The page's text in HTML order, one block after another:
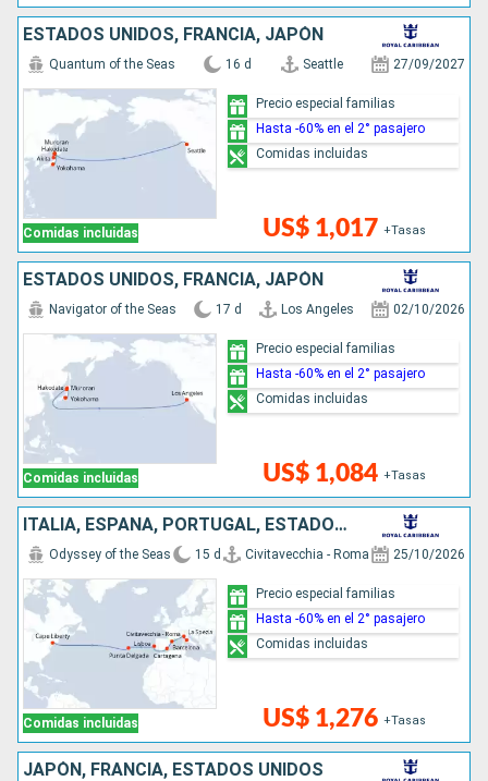
ESTADOS UNIDOS, FRANCIA, JAPÓN
Comidas incluidas
Quantum of the Seas 16 d Seattle 27/09/2027
US$ 1,017 +Tasas
Precio especial familias
Hasta -60% en el 2° pasajero
Comidas incluidas
ESTADOS UNIDOS, FRANCIA, JAPÓN
Comidas incluidas
Navigator of the Seas 17 d Los Angeles 02/10/2026
US$ 1,084 +Tasas
Precio especial familias
Hasta -60% en el 2° pasajero
Comidas incluidas
ITALIA, ESPAÑA, PORTUGAL, ESTADOS UNIDOS
Comidas incluidas
Odyssey of the Seas 15 d Civitavecchia - Roma 25/10/2026
US$ 1,276 +Tasas
Precio especial familias
Hasta -60% en el 2° pasajero
Comidas incluidas
JAPÓN, FRANCIA, ESTADOS UNIDOS